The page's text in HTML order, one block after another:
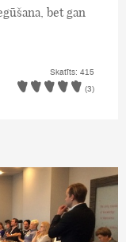
bet gan
Skatīts: 415
(3)